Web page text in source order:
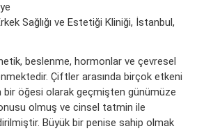
Sağlığı ve Estetiği Kliniği, İstanbul,
beslenme, hormonlar ve çevresel
Çiftler arasında birçok etkeni
bir öğesi olarak geçmişten günümüze
olmuş ve cinsel tatmin ile
Büyük bir penise sahip olmak